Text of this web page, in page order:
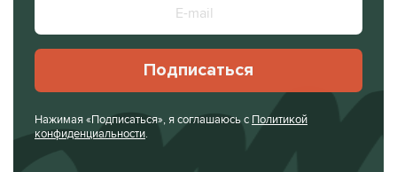
Подписаться
Нажимая «Подписаться», я соглашаюсь с Политикой
конфиденциальности.